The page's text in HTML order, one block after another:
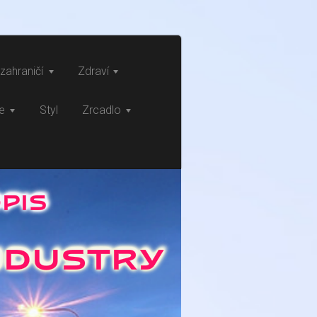
Zdraví
Styl Zrcadlo